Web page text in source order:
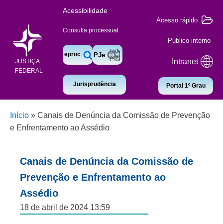
JUSTIÇA
FEDERAL
Acessibilidade
Consulta processual
eproc PJe
Jurisprudência
Acesso rápido
Público interno
Intranet
Portal 1º Grau
Início » Canais de Denúncia da Comissão de Prevenção
e Enfrentamento ao Assédio
Canais de Denúncia da Comissão de
Prevenção e Enfrentamento ao
Assédio
18 de abril de 2024 13:59